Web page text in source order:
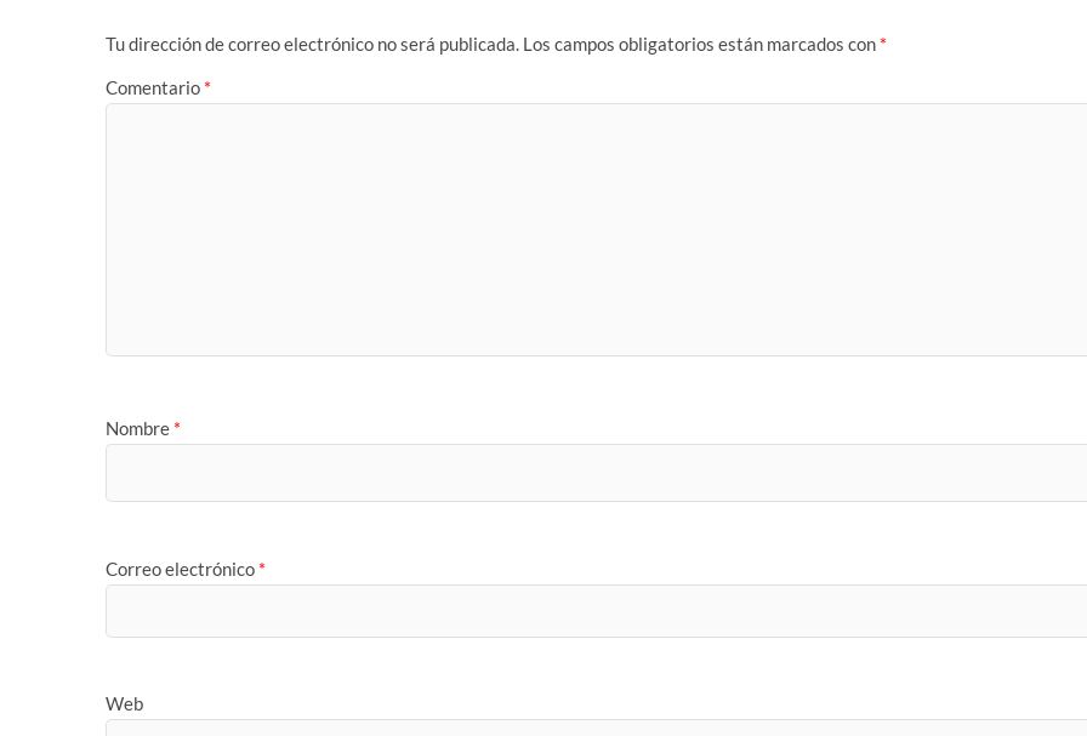
Tu dirección de correo electrónico no será publicada. Los campos obligatorios están marcados con *
Comentario *
Nombre *
Correo electrónico *
Web